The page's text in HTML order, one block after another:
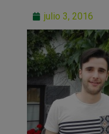
julio 3, 2016